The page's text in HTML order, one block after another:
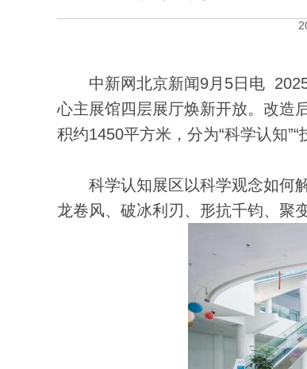
中新网北京新闻9月5日电 2025
心主展馆四层展厅焕新开放。改造
积约1450平方米，分为“科学认知”“
科学认知展区以科学观念如何解
龙卷风、破冰利刃、形抗千钧、聚